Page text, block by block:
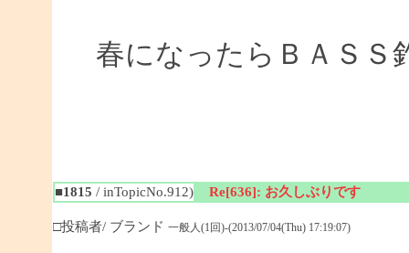
春になったらＢＡＳＳ
■1815 / inTopicNo.912) Re[636]: お久しぶりです
□投稿者/ ブランド 一般人(1回)-(2013/07/04(Thu) 17:19:07)